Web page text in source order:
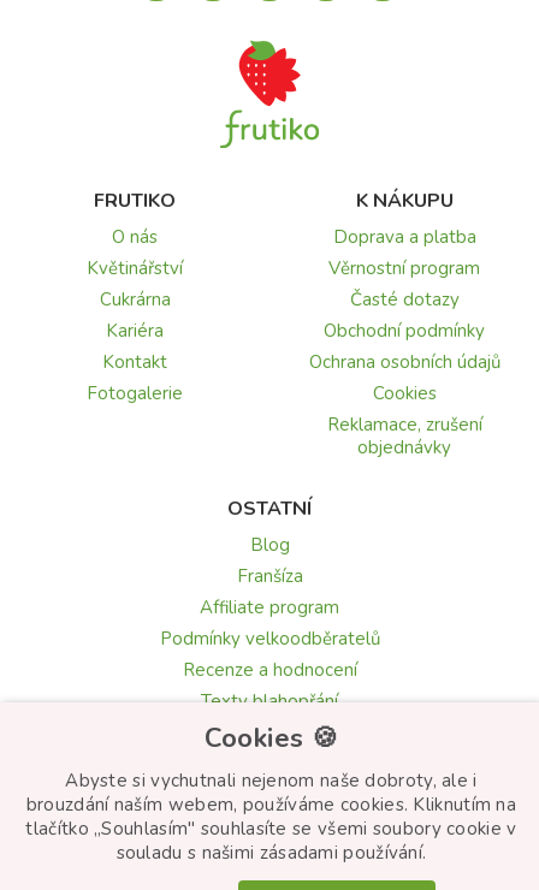
FRUTIKO
O nás
Květinářství
Cukrárna
Kariéra
Kontakt
Fotogalerie
K NÁKUPU
Doprava a platba
Věrnostní program
Časté dotazy
Obchodní podmínky
Ochrana osobních údajů
Cookies
Reklamace, zrušení
objednávky
OSTATNÍ
Blog
Franšíza
Affiliate program
Podmínky velkoodběratelů
Recenze a hodnocení
Texty blahopřání
Květomluva: symbolika květin
© Frutiko.cz 2026
STARTUJEME WEBY
Cookies 🍪
Abyste si vychutnali nejenom naše dobroty, ale i
brouzdání naším webem, používáme cookies. Kliknutím na
tlačítko „Souhlasím" souhlasíte se všemi soubory cookie v
souladu s našimi zásadami používání.